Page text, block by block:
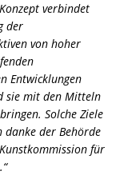
verbindet
der
von hoher
Entwicklungen
sie mit den Mitteln
Solche Ziele
danke der Behörde
für